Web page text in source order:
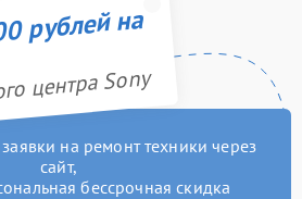
рублей на
центра Sony
на ремонт техники через
сайт,
бессрочная скидка